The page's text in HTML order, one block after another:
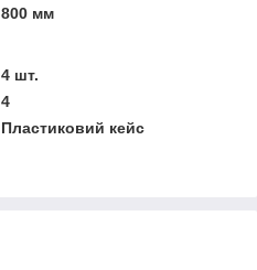
800 мм
4 шт.
4
Пластиковий кейс